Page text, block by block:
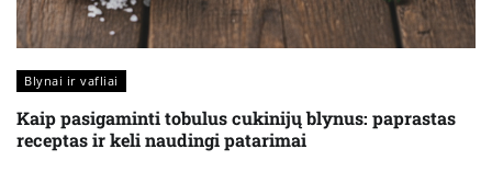
Blynai ir vafliai
Kaip pasigaminti tobulus cukinijų blynus: paprastas
receptas ir keli naudingi patarimai